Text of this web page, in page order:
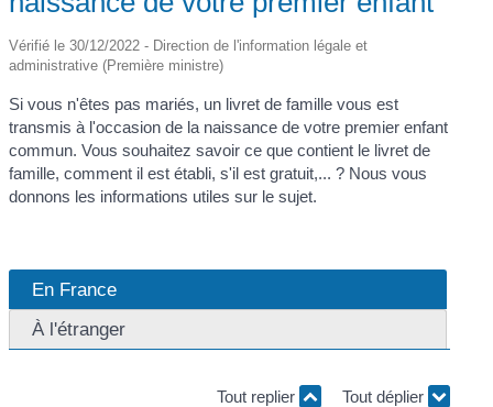
Vérifié le 30/12/2022 - Direction de l'information légale et
administrative (Première ministre)
Si vous n'êtes pas mariés, un livret de famille vous est
transmis à l'occasion de la naissance de votre premier enfant
commun. Vous souhaitez savoir ce que contient le livret de
famille, comment il est établi, s'il est gratuit,... ? Nous vous
donnons les informations utiles sur le sujet.
En France
À l'étranger
Tout replier Tout déplier